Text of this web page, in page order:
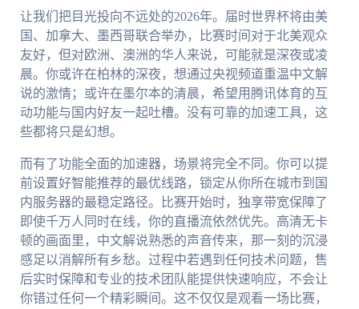
让我们把目光投向不远处的2026年。届时世界杯将由美
国、加拿大、墨西哥联合举办，比赛时间对于北美观众
友好，但对欧洲、澳洲的华人来说，可能就是深夜或凌
晨。你或许在柏林的深夜，想通过央视频道重温中文解
说的激情；或许在墨尔本的清晨，希望用腾讯体育的互
动功能与国内好友一起吐槽。没有可靠的加速工具，这
些都将只是幻想。
而有了功能全面的加速器，场景将完全不同。你可以提
前设置好智能推荐的最优线路，锁定从你所在城市到国
内服务器的最稳定路径。比赛开始时，独享带宽保障了
即使千万人同时在线，你的直播流依然优先。高清无卡
顿的画面里，中文解说熟悉的声音传来，那一刻的沉浸
感足以消解所有乡愁。过程中若遇到任何技术问题，售
后实时保障和专业的技术团队能提供快速响应，不会让
你错过任何一个精彩瞬间。这不仅仅是观看一场比赛，